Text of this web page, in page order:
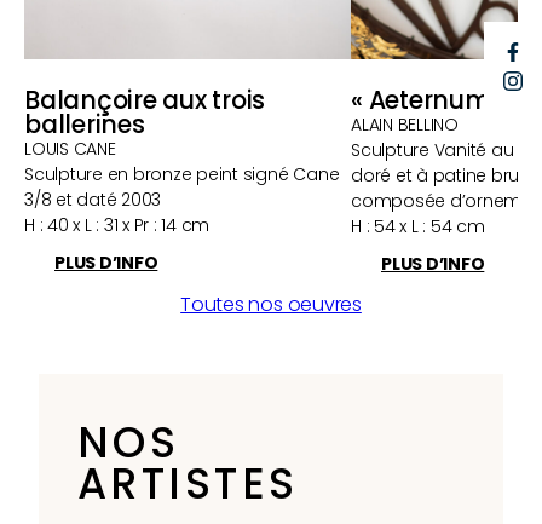
Balançoire aux trois
ballerines
LOUIS CANE
Sculpture en bronze peint signé Cane
3/8 et daté 2003
H : 40 x L : 31 x Pr : 14 cm
PLUS D’INFO
« Aeternum Ex
ALAIN BELLINO
Sculpture Vanité au
doré et à patine
composée
H : 54 x L : 54 cm
PLUS D’INFO
Toutes nos oeuvres
NOS
ARTISTES